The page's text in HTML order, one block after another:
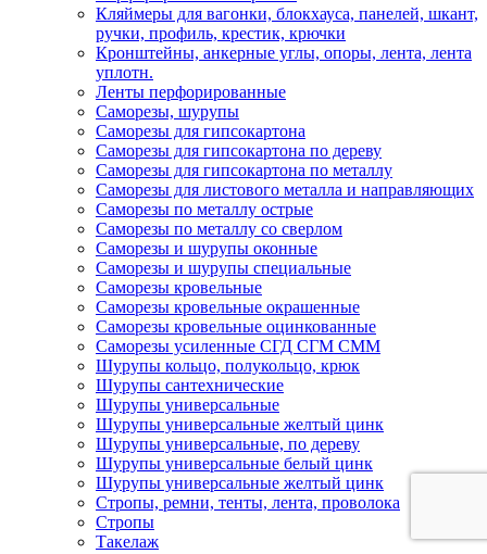
Кляймеры для вагонки, блокхауса, панелей, шкант,
ручки, профиль, крестик, крючки
Кронштейны, анкерные углы, опоры, лента, лента
уплотн.
Ленты перфорированные
Саморезы, шурупы
Саморезы для гипсокартона
Саморезы для гипсокартона по дереву
Саморезы для гипсокартона по металлу
Саморезы для листового металла и направляющих
Саморезы по металлу острые
Саморезы по металлу со сверлом
Саморезы и шурупы оконные
Саморезы и шурупы специальные
Саморезы кровельные
Саморезы кровельные окрашенные
Саморезы кровельные оцинкованные
Саморезы усиленные СГД СГМ СММ
Шурупы кольцо, полукольцо, крюк
Шурупы сантехнические
Шурупы универсальные
Шурупы универсальные желтый цинк
Шурупы универсальные, по дереву
Шурупы универсальные белый цинк
Шурупы универсальные желтый цинк
Стропы, ремни, тенты, лента, проволока
Стропы
Такелаж